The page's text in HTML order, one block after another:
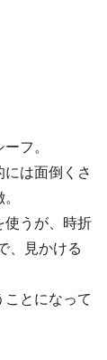
フ。
は面倒くさ
使うが、時折
、見かける
とになって